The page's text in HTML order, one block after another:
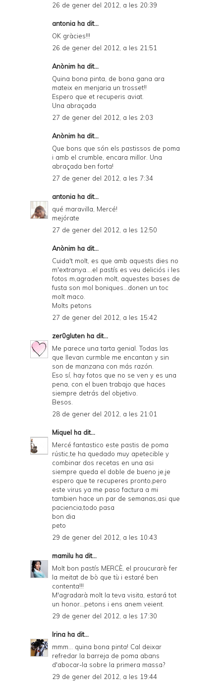
26 de gener del 2012, a les 20:39
antonia ha dit...
OK gràcies!!!
26 de gener del 2012, a les 21:51
Anònim ha dit...
Quina bona pinta, de bona gana ara
mateix en menjaria un trosset!!
Espero que et recuperis aviat.
Una abraçada
27 de gener del 2012, a les 2:03
Anònim ha dit...
Que bons que són els pastissos de poma
i amb el crumble, encara millor. Una
abraçada ben forta!
27 de gener del 2012, a les 7:34
antonia ha dit...
qué maravilla, Mercé!
mejórate
27 de gener del 2012, a les 12:50
Anònim ha dit...
Cuida't molt, es que amb aquests dies no
m'extranya....el pastís es veu deliciós i les
fotos m,agraden molt, aquestes bases de
fusta son mol boniques...donen un toc
molt maco.
Molts petons
27 de gener del 2012, a les 15:42
zer0gluten ha dit...
Me parece una tarta genial. Todas las
que llevan curmble me encantan y sin
son de manzana con más razón.
Eso sí, hay fotos que no se ven y es una
pena, con el buen trabajo que haces
siempre detrás del objetivo.
Besos.
28 de gener del 2012, a les 21:01
Miquel ha dit...
Mercé fantastico este pastis de poma
rústic,te ha quedado muy apetecible y
combinar dos recetas en una asi
siempre queda el doble de bueno je,je
espero que te recuperes pronto,pero
este virus ya me paso factura a mi
tambien hace un par de semanas,asi que
paciencia,todo pasa
bon dia
peto
29 de gener del 2012, a les 10:43
mamilu ha dit...
Molt bon pastís MERCÈ, el proucurarè fer
la meitat de bò que tù i estaré ben
contenta!!!
M'agradarà molt la teva visita, estará tot
un honor...petons i ens anem veient.
29 de gener del 2012, a les 17:30
Irina ha dit...
mmm... quina bona pinta! Cal deixar
refredar la barreja de poma abans
d'abocar-la sobre la primera massa?
29 de gener del 2012, a les 19:44